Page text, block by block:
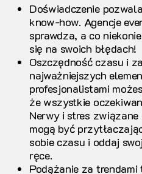
Doświadczenie
know-how. Agencje
sprawdza, a co
się na swoich błędach!
Oszczędność czasu i
najważniejszych
profesjonalistami
że wszystkie
Nerwy i stres
mogą być
sobie czasu i oddaj
ręce.
Podążanie za